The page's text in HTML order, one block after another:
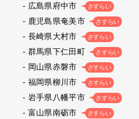
広島県府中市 さすらい
鹿児島県奄美市 さすらい
長崎県大村市 さすらい
群馬県下仁田町 さすらい
岡山県赤磐市 さすらい
福岡県柳川市 さすらい
岩手県八幡平市 さすらい
富山県南砺市 さすらい